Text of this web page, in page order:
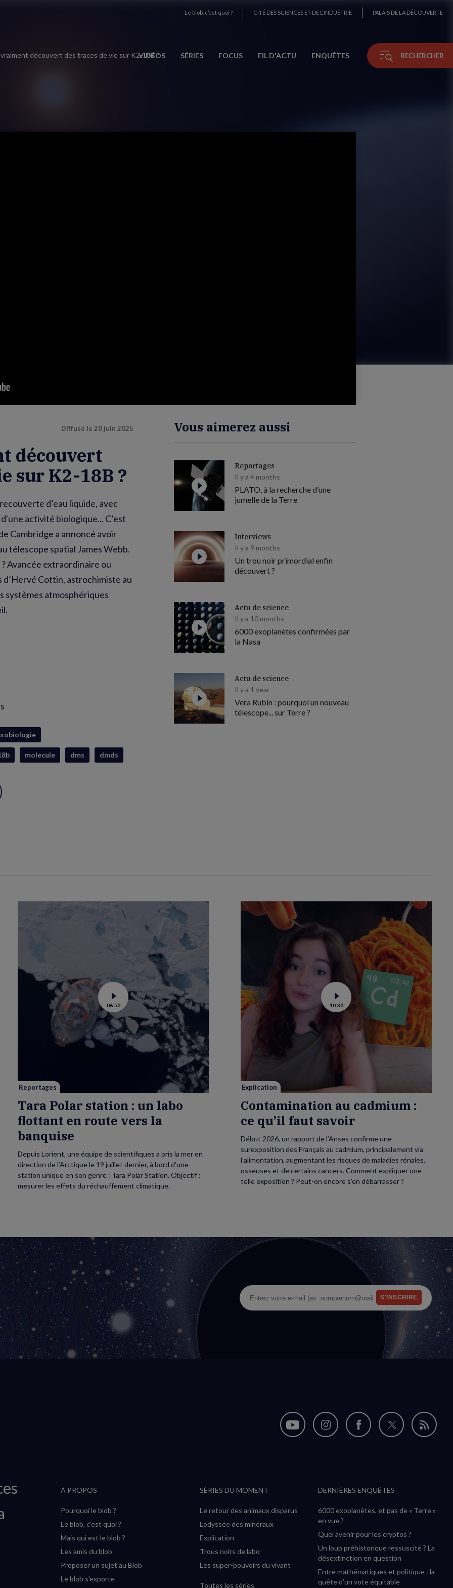
Le blob, c’est quoi ? CITÉ DES SCIENCES ET DE L'INDUSTRIE PALAIS DE LA DÉCOUVERTE
VIDÉOS SÉRIES FOCUS FIL D'ACTU ENQUÊTES RECHERCHER
découvert des traces de vie sur K2-18B ?
Diffusé le 20 juin 2025
découvert
sur K2-18B ?
d’eau liquide, avec
activité biologique... C’est
Cambridge a annoncé avoir
télescope spatial James Webb.
Avancée extraordinaire ou
d’Hervé Cottin, astrochimiste au
atmosphériques
molecule dms dmds
Vous aimerez aussi
Reportages
Il y a 4 months
PLATO, à la recherche d’une
jumelle de la Terre
Interviews
Il y a 9 months
Un trou noir primordial enfin
découvert ?
Actu de science
Il y a 10 months
6000 exoplanètes confirmées par
la Nasa
Actu de science
Il y a 1 year
Vera Rubin : pourquoi un nouveau
télescope... sur Terre ?
Voir
la
vidéo
de
Tara
Polar
station
:
la
06:50
Reportages
Tara Polar station : un labo
flottant en route vers la
banquise
Depuis Lorient, une équipe de scientifiques a pris la mer en
direction de l’Arctique le 19 juillet dernier, à bord d’une
station unique en son genre : Tara Polar Station. Objectif :
mesurer les effets du réchauffement climatique.
Voir
la
vidéo
au
cadmium :
ce
10:30
Explication
Contamination au cadmium :
ce qu’il faut savoir
Début 2026, un rapport de l’Anses confirme une
surexposition des Français au cadmium, principalement via
l’alimentation, augmentant les risques de maladies rénales,
osseuses et de certains cancers. Comment expliquer une
telle exposition ? Peut-on encore s’en débarrasser ?
Nous
(nouvelle
fenêtre)
Nous
(nouvelle
fenêtre)
Nous
(nouvelle
fenêtre)
Nous
(nouvelle
fenêtre)
Flux
À PROPOS
Pourquoi le blob ?
Le blob, c'est quoi ?
Mais qui est le blob ?
Les amis du blob
Proposer un sujet au Blob
Le blob s'exporte
SÉRIES DU MOMENT
Le retour des animaux disparus
L’odyssée des minéraux
Explication
Trous noirs de labo
Les super-pouvoirs du vivant
Toutes les séries
DERNIÈRES ENQUÊTES
6000 exoplanètes, et pas de « Terre »
en vue ?
Quel avenir pour les cryptos ?
Un loup préhistorique ressuscité ? La
désextinction en question
Entre mathématiques et politique : la
quête d’un vote équitable